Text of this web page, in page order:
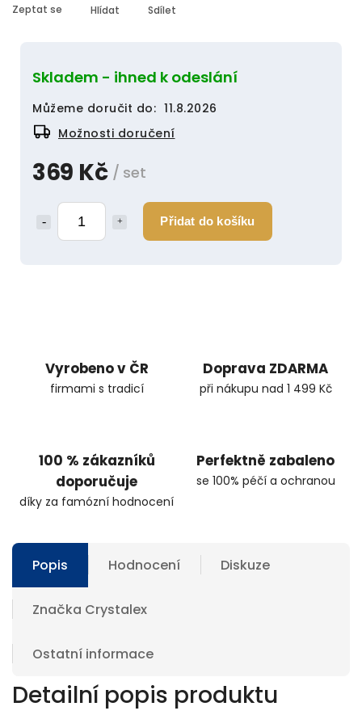
369 Kč / set
Přidat do košíku
Skladem - ihned k odeslání
Můžeme doručit do: 11.8.2026
Možnosti doručení
Zeptat se Hlídat Sdílet
Vyrobeno v ČR
firmami s tradicí
Doprava ZDARMA
při nákupu nad 1 499 Kč
100 % zákazníků
doporučuje
díky za famózní hodnocení
Perfektně zabaleno
se 100% péčí a ochranou
Popis Hodnocení Diskuze
Značka Crystalex
Ostatní informace
Detailní popis produktu